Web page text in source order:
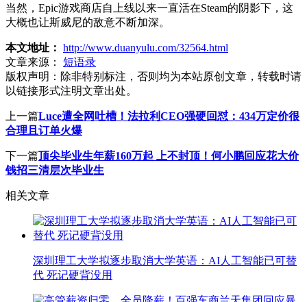
当然，Epic游戏商店自上线以来一直活在Steam的阴影下，这
大概也让斯威尼的敌意不断加深。
本文地址： http://www.duanyulu.com/32564.html
文章来源：
短语录
版权声明： 除非特别标注，否则均为本站原创文章，转载时请
以链接形式注明文章出处。
上一篇Luce遭全网吐槽！法拉利CEO强硬回怼：434万定价很
合理且订单火爆
下一篇顶尖毕业生年薪160万起 上不封顶！何小鹏回应花大价
钱招三清层次毕业生
相关文章
深圳理工大学拟逐步取消大学英语：AI人工智能已可替
代 死记硬背没用